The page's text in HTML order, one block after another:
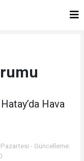
Hava
- Güncelleme: